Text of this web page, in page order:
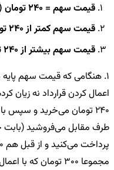
قیمت سهم = 240 تومان (نقطه سر به سر)
قیمت سهم کمتر از 240 تومان
قیمت سهم بیشتر از 240 تومان
1. هنگامی که قیمت سهم پایه
اعمال کردن قرارداد نه زیان
طرف مقابل می‌فروشید